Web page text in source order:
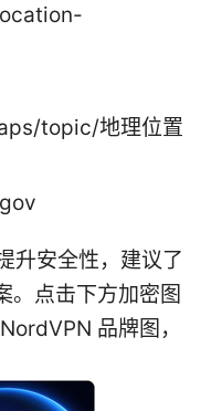
topic/地理位置
升安全性，建议了
。点击下方加密图
品牌图，